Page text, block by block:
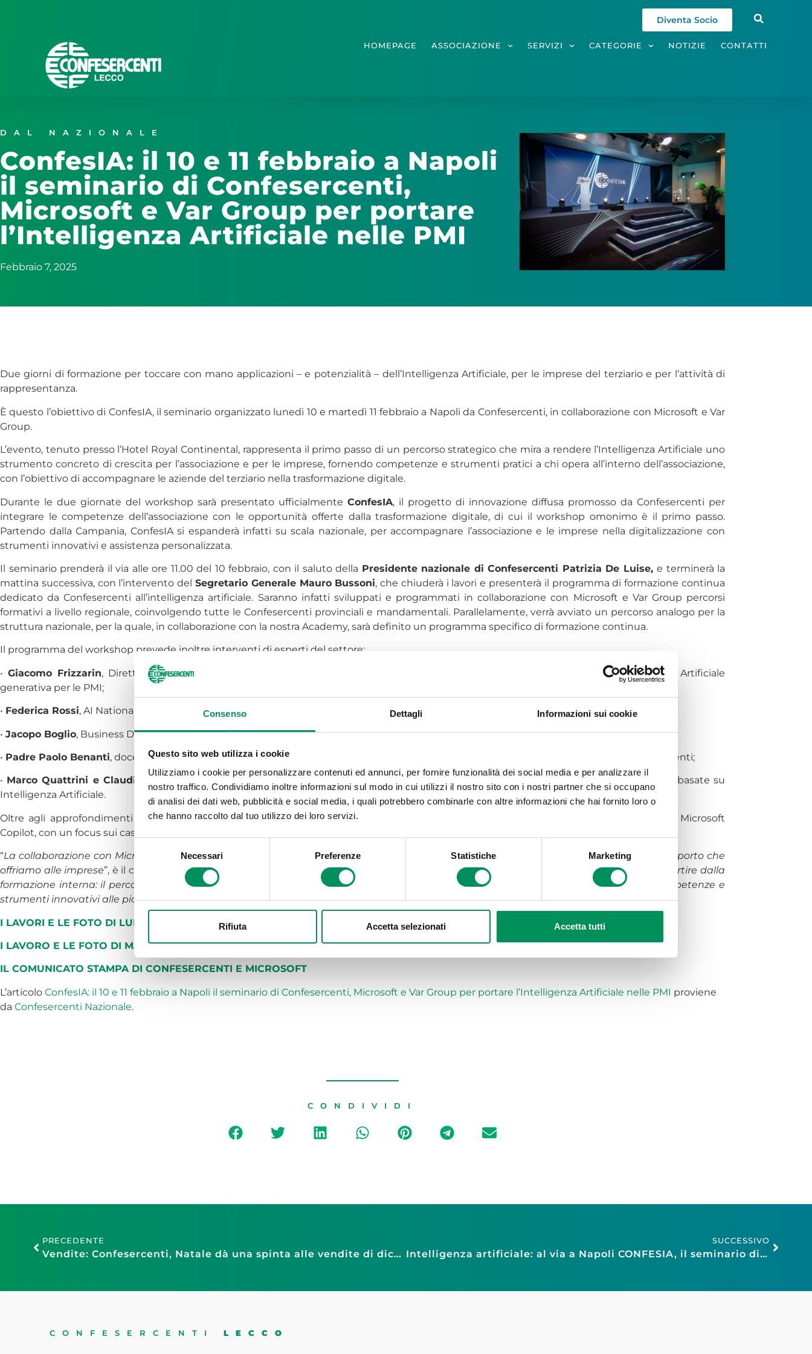
Consenso Dettagli Informazioni sui cookie
Questo sito web utilizza i cookie
Utilizziamo i cookie per personalizzare contenuti ed annunci, per fornire funzionalità dei social media e per analizzare il
nostro traffico. Condividiamo inoltre informazioni sul modo in cui utilizzi il nostro sito con i nostri partner che si occupano
di analisi dei dati web, pubblicità e social media, i quali potrebbero combinarle con altre informazioni che hai fornito loro o
che hanno raccolto dal tuo utilizzo dei loro servizi.
del
Necessari Preferenze Statistiche Marketing
Rifiuta Accetta selezionati Accetta tutti
Diventa Socio
HOMEPAGE ASSOCIAZIONE SERVIZI CATEGORIE NOTIZIE CONTATTI
DAL NAZIONALE
ConfesIA: il 10 e 11 febbraio a Napoli
il seminario di Confesercenti,
Microsoft e Var Group per portare
l’Intelligenza Artificiale nelle PMI
Febbraio 7, 2025
Due giorni di formazione per toccare con mano applicazioni – e potenzialità – dell’Intelligenza Artificiale, per le imprese del terziario e per l’attività di
rappresentanza.
È questo l’obiettivo di ConfesIA, il seminario organizzato lunedì 10 e martedì 11 febbraio a Napoli da Confesercenti, in collaborazione con Microsoft e Var
Group.
L’evento, tenuto presso l’Hotel Royal Continental, rappresenta il primo passo di un percorso strategico che mira a rendere l’Intelligenza Artificiale uno
strumento concreto di crescita per l’associazione e per le imprese, fornendo competenze e strumenti pratici a chi opera all’interno dell’associazione,
con l’obiettivo di accompagnare le aziende del terziario nella trasformazione digitale.
Durante le due giornate del workshop sarà presentato ufficialmente ConfesIA, il progetto di innovazione diffusa promosso da Confesercenti per
integrare le competenze dell’associazione con le opportunità offerte dalla trasformazione digitale, di cui il workshop omonimo è il primo passo.
Partendo dalla Campania, ConfesIA si espanderà infatti su scala nazionale, per accompagnare l’associazione e le imprese nella digitalizzazione con
strumenti innovativi e assistenza personalizzata.
Il seminario prenderà il via alle ore 11.00 del 10 febbraio, con il saluto della Presidente nazionale di Confesercenti Patrizia De Luise, e terminerà la
mattina successiva, con l’intervento del Segretario Generale Mauro Bussoni, che chiuderà i lavori e presenterà il programma di formazione continua
dedicato da Confesercenti all’intelligenza artificiale. Saranno infatti sviluppati e programmati in collaborazione con Microsoft e Var Group percorsi
formativi a livello regionale, coinvolgendo tutte le Confesercenti provinciali e mandamentali. Parallelamente, verrà avviato un percorso analogo per la
struttura nazionale, per la quale, in collaborazione con la nostra Academy, sarà definito un programma specifico di formazione continua.
Il programma del workshop prevede inoltre interventi di esperti del settore:
•Giacomo Frizzarin, Direttore Divisione Small, Medium and Corporate di Microsoft Italia, che illustrerà le potenzialità dell’Intelligenza Artificiale
generativa per le PMI;
• Federica Rossi, AI National Skills Director di Microsoft Italia, sull’importanza della formazione in materia di Intelligenza Artificiale;
• Jacopo Boglio, Business Development Manager Var Group;
• Padre Paolo Benanti, docente di etica e bioetica, che affronterà le opportunità e le sfide dell’Intelligenza Artificiale per il sistema Confesercenti;
• Marco Quattrini e Claudia Poddighe
, esperti di Var Group, che presenteranno soluzioni di automazione, sicurezza e gestione dei dati basate su
Intelligenza Artificiale.
Oltre agli approfondimenti teorici, il workshop offrirà sessioni pratiche e dimostrazioni live di strumenti basati su Intelligenza Artificiale Microsoft
Copilot, con un focus sui casi d’uso per Confesercenti e le imprese associate.
“La collaborazione con Microsoft e Var Group è un’opportunità strategica per rendere l’Intelligenza Artificiale un elemento chiave del supporto che
offriamo alle imprese”, è il commento di Patrizia De Luise. “
Per accompagnare il terziario nella trasformazione digitale, è fondamentale partire dalla
formazione interna: il percorso che prende avvio a Napoli è il primo passo di un progetto più ampio, che ci consentirà di trasferire competenze e
strumenti innovativi alle piccole e medie imprese italiane”
I LAVORI E LE FOTO DI LUNEDÌ 10 FEBBRAIO
I LAVORO E LE FOTO DI MARTEDÌ 11 FEBBRAIO
IL COMUNICATO STAMPA DI CONFESERCENTI E MICROSOFT
L’articolo ConfesIA: il 10 e 11 febbraio a Napoli il seminario di Confesercenti, Microsoft e Var Group per portare l’Intelligenza Artificiale nelle PMI proviene
da Confesercenti Nazionale.
CONDIVIDI
PRECEDENTE
Vendite: Confesercenti, Natale dà una spinta alle vendite di dicembre, ma i negozi continuano a perdere quote di mercato
SUCCESSIVO
Intelligenza artificiale: al via a Napoli CONFESIA, il seminario di Confesercenti, Microsoft e Var Group – 10 febbraio
CONFESERCENTI LECCO